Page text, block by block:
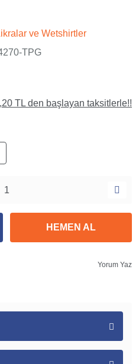
ve Wetshirtler
TPG
TL den başlayan taksitlerle!!
HEMEN AL
Yorum Yaz